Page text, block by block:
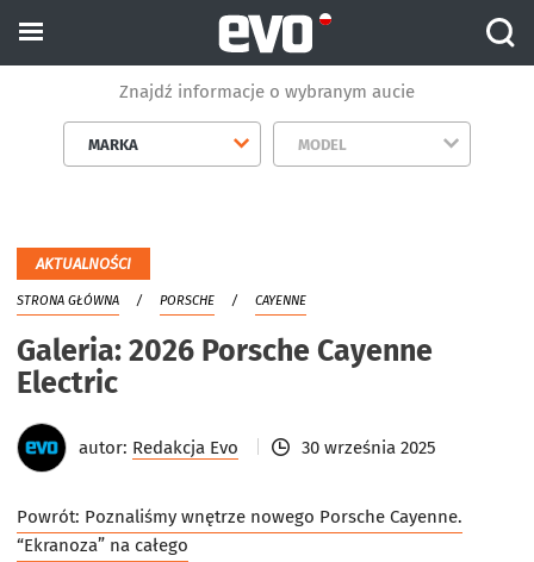
Znajdź informacje o wybranym aucie
MARKA MODEL
AKTUALNOŚCI
STRONA GŁÓWNA PORSCHE CAYENNE
Galeria: 2026 Porsche Cayenne
Electric
autor: Redakcja Evo 30 września 2025
Powrót: Poznaliśmy wnętrze nowego Porsche Cayenne.
“Ekranoza” na całego